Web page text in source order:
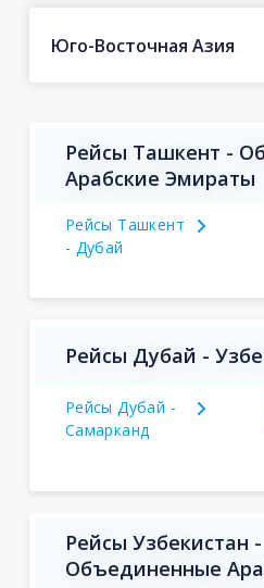
Юго-Восточная Азия
Рейсы Ташкент -
Арабские Эмираты
Рейсы Ташкент
- Дубай
Рейсы Дубай -
Рейсы Дубай -
Самарканд
Рейсы Узбекистан -
Объединенные